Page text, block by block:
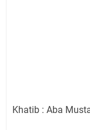
Khatib : Aba